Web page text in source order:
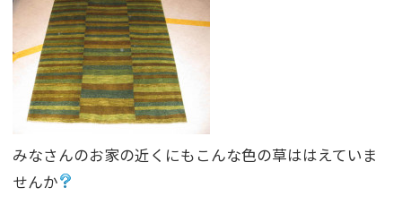
みなさんのお家の近くにもこんな色の草ははえていま
せんか